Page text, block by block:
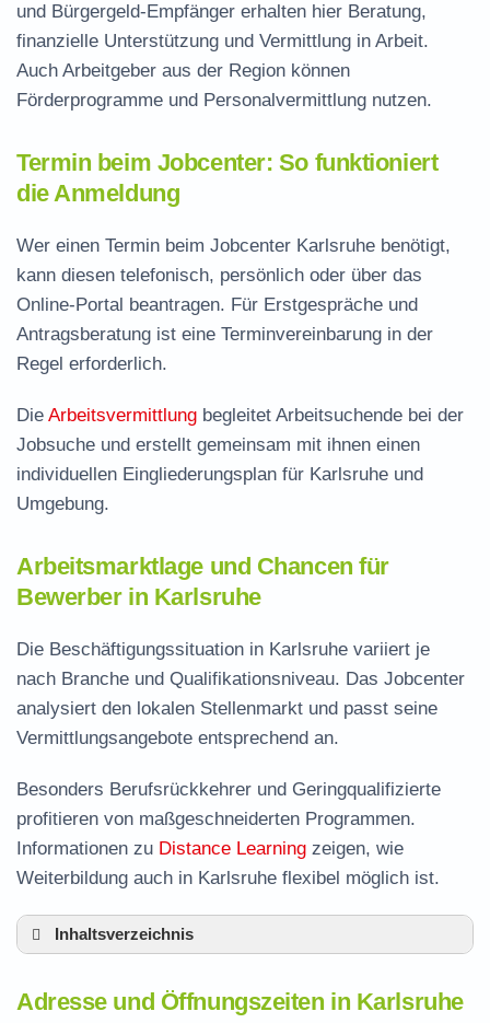
und Bürgergeld-Empfänger erhalten hier Beratung,
finanzielle Unterstützung und Vermittlung in Arbeit.
Auch Arbeitgeber aus der Region können
Förderprogramme und Personalvermittlung nutzen.
Termin beim Jobcenter: So funktioniert
die Anmeldung
Wer einen Termin beim Jobcenter Karlsruhe benötigt,
kann diesen telefonisch, persönlich oder über das
Online-Portal beantragen. Für Erstgespräche und
Antragsberatung ist eine Terminvereinbarung in der
Regel erforderlich.
Die Arbeitsvermittlung begleitet Arbeitsuchende bei der
Jobsuche und erstellt gemeinsam mit ihnen einen
individuellen Eingliederungsplan für Karlsruhe und
Umgebung.
Arbeitsmarktlage und Chancen für
Bewerber in Karlsruhe
Die Beschäftigungssituation in Karlsruhe variiert je
nach Branche und Qualifikationsniveau. Das Jobcenter
analysiert den lokalen Stellenmarkt und passt seine
Vermittlungsangebote entsprechend an.
Besonders Berufsrückkehrer und Geringqualifizierte
profitieren von maßgeschneiderten Programmen.
Informationen zu Distance Learning zeigen, wie
Weiterbildung auch in Karlsruhe flexibel möglich ist.
Inhaltsverzeichnis
Leistungen der Arbeitsvermittlung in Karlsruhe
Adresse und Öffnungszeiten in Karlsruhe